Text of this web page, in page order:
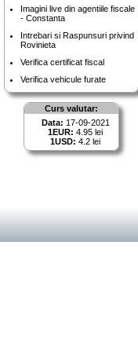
Imagini live din agentiile fiscale
- Constanta
Intrebari si Raspunsuri privind
Rovinieta
Verifica certificat fiscal
Verifica vehicule furate
Curs valutar:
Data: 17-09-2021
1EUR: 4.95 lei
1USD: 4.2 lei